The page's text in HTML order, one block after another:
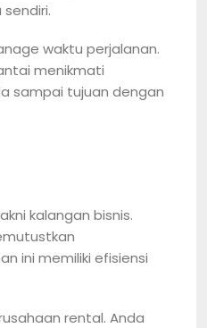
waktu perjalanan.
menikmati
sampai tujuan dengan
kalangan bisnis.
ini memiliki efisiensi
rental. Anda